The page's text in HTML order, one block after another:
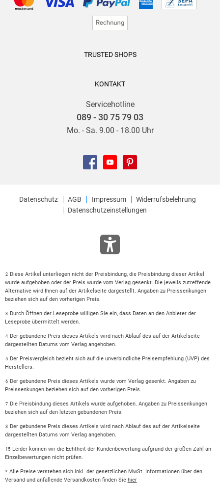
TRUSTED SHOPS
KONTAKT
Servicehotline
089 - 30 75 79 03
Mo. - Sa. 9.00 - 18.00 Uhr
Datenschutz AGB Impressum
Widerrufsbelehrung
Datenschutzeinstellungen
2 Diese Artikel unterliegen nicht der Preisbindung, die Preisbindung dieser Artikel
wurde aufgehoben oder der Preis wurde vom Verlag gesenkt. Die jeweils zutreffende
Alternative wird Ihnen auf der Artikelseite dargestellt. Angaben zu Preissenkungen
beziehen sich auf den vorherigen Preis.
3 Durch Öffnen der Leseprobe willigen Sie ein, dass Daten an den Anbieter der
Leseprobe übermittelt werden.
4 Der gebundene Preis dieses Artikels wird nach Ablauf des auf der Artikelseite
dargestellten Datums vom Verlag angehoben.
5 Der Preisvergleich bezieht sich auf die unverbindliche Preisempfehlung (UVP) des
Herstellers.
6 Der gebundene Preis dieses Artikels wurde vom Verlag gesenkt. Angaben zu
Preissenkungen beziehen sich auf den vorherigen Preis.
7 Die Preisbindung dieses Artikels wurde aufgehoben. Angaben zu Preissenkungen
beziehen sich auf den letzten gebundenen Preis.
8 Der gebundene Preis dieses Artikels wird nach Ablauf des auf der Artikelseite
dargestellten Datums vom Verlag angehoben.
15 Leider können wir die Echtheit der Kundenbewertung aufgrund der großen Zahl an
Einzelbewertungen nicht prüfen.
* Alle Preise verstehen sich inkl. der gesetzlichen MwSt. Informationen über den
Versand und anfallende Versandkosten finden Sie hier